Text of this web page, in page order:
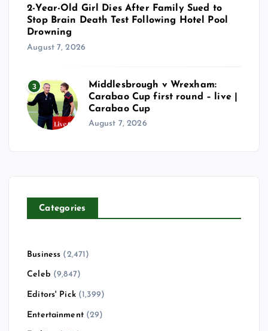
2-Year-Old Girl Dies After Family Sued to
Stop Brain Death Test Following Hotel Pool
Drowning
August 7, 2026
3
Middlesbrough v Wrexham:
Carabao Cup first round – live |
Carabao Cup
August 7, 2026
Categories
Business (2,471)
Celeb (9,847)
Editors' Pick(1,399)
Entertainment(29)